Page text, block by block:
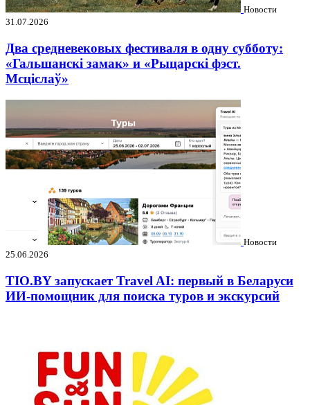
Новости
31.07.2026
Два средневековых фестиваля в одну субботу:
«Гальшанскі замак» и «Рыцарскі фэст.
Мсціслаў»
Новости
25.06.2026
TIO.BY запускает Travel AI: первый в Беларуси
ИИ-помощник для поиска туров и экскурсий